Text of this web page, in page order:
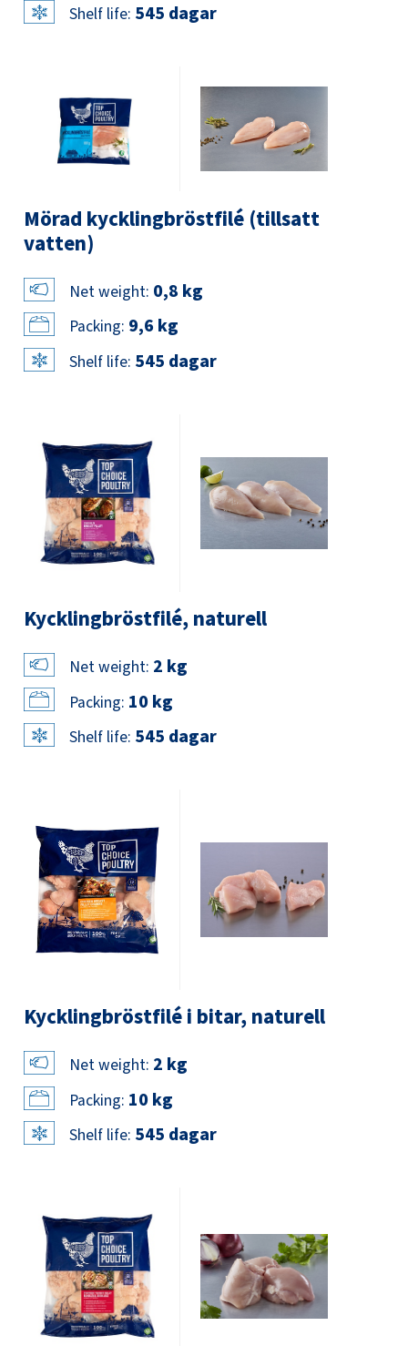
Shelf life: 545 dagar
Mörad kycklingbröstfilé (tillsatt
vatten)
Net weight: 0,8 kg
Packing: 9,6 kg
Shelf life: 545 dagar
Kycklingbröstfilé, naturell
Net weight: 2 kg
Packing: 10 kg
Shelf life: 545 dagar
Kycklingbröstfilé i bitar, naturell
Net weight: 2 kg
Packing: 10 kg
Shelf life: 545 dagar